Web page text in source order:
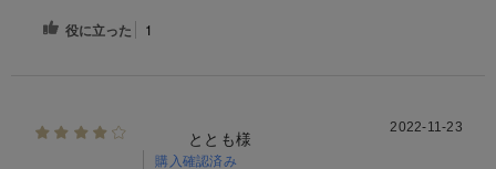
役に立った 1
ととも様
購入確認済み
2022-11-23